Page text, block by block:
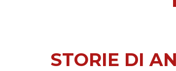
STORIE DI